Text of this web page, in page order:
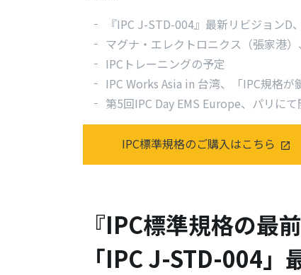
『IPC J-STD-004』最新リビジョンD
マグナ・エレクトロニクス（張家港
IPCトレーニングの予定
IPC Works Asia in 台湾、「IPC規格が
第5回IPC Day EMS Europe、パリにて
IPC標準規格のご購入はこちら
『IPC標準規格の最前
「IPC J-STD-004